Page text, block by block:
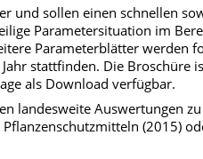
und sollen einen schnellen
Parametersituation im
Parameterblätter werden
stattfinden. Die Broschüre
als Download verfügbar.
landesweite Auswertungen zu
(2015)